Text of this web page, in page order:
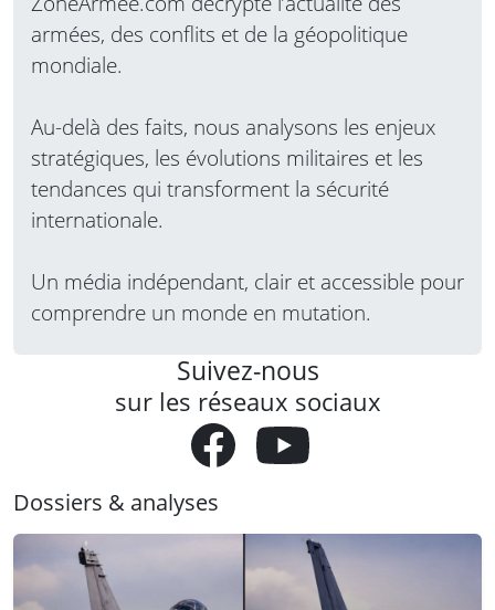
armées, des conflits et de la géopolitique
mondiale.
Au-delà des faits, nous analysons les enjeux
stratégiques, les évolutions militaires et les
tendances qui transforment la sécurité
internationale.
Un média indépendant, clair et accessible pour
comprendre un monde en mutation.
Suivez-nous
sur les réseaux sociaux
Dossiers & analyses